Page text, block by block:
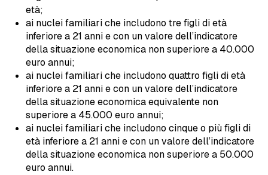
età;
ai nuclei familiari che includono tre figli di età
inferiore a 21 anni e con un valore dell’indicatore
della situazione economica non superiore a 40.000
euro annui;
ai nuclei familiari che includono quattro figli di età
inferiore a 21 anni e con un valore dell’indicatore
della situazione economica equivalente non
superiore a 45.000 euro annui;
ai nuclei familiari che includono cinque o più figli di
età inferiore a 21 anni e con un valore dell’indicatore
della situazione economica non superiore a 50.000
euro annui.